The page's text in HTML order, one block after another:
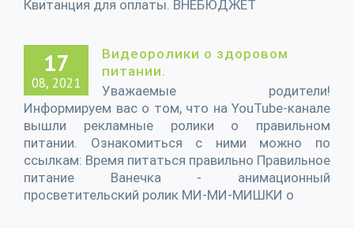
Квитанция для оплаты. ВНЕБЮДЖЕТ
17
08, 2021
Видеоролики о здоровом
питании.
Уважаемые родители!
Информируем вас о том, что на YouTube-канале
вышли рекламные ролики о правильном
питании. Ознакомиться с ними можно по
ссылкам: Время питаться правильно Правильное
питание Ванечка - анимационный
просветительский ролик МИ-МИ-МИШКИ о